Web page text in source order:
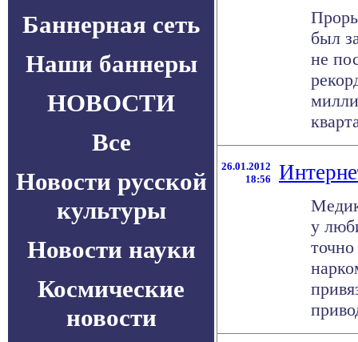
Баннерная сеть
Наши баннеры
НОВОСТИ
Все
Новости русской
культуры
Новости науки
Космические
новости
был
не
26.01.2012
18:56
у